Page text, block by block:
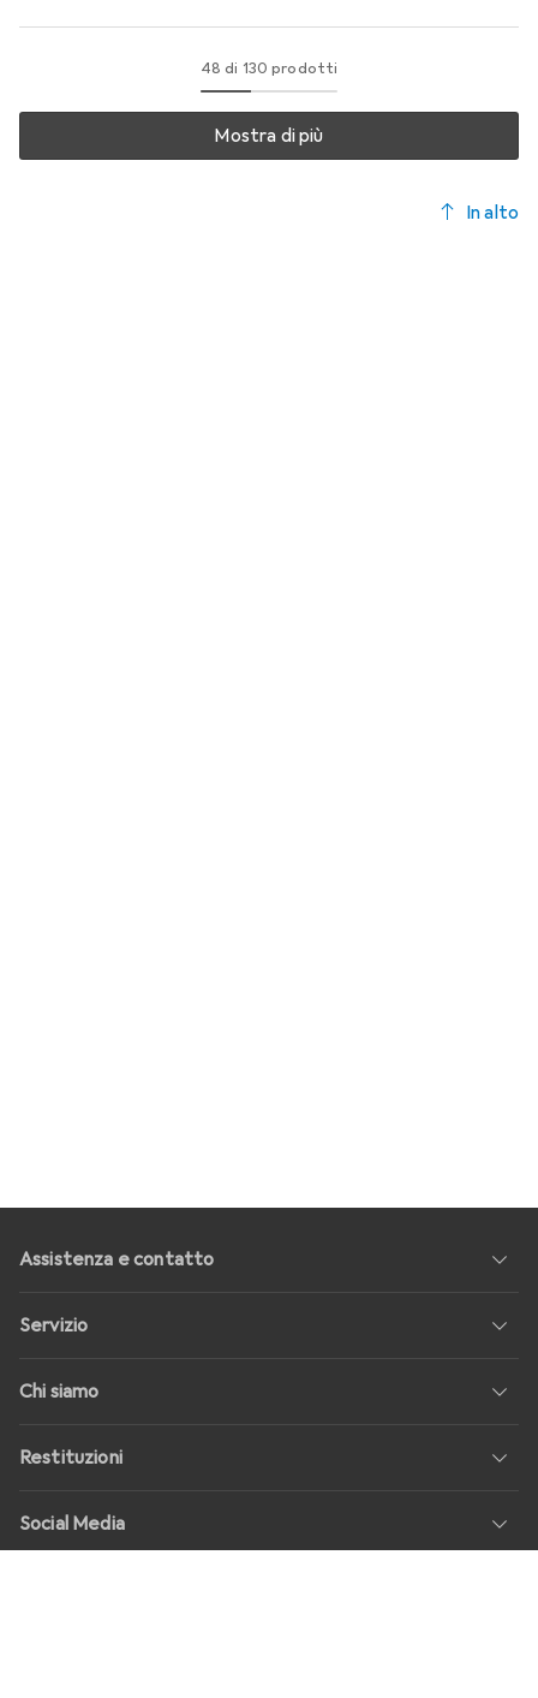
48 di 130 prodotti
Mostra di più
In alto
Assistenza e contatto
Servizio
Chi siamo
Restituzioni
Social Media